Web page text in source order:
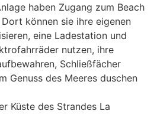
haben Zugang zum Beach
können sie ihre eigenen
eine Ladestation und
nutzen, ihre
Schließfächer
Genuss des Meeres duschen
Küste des Strandes La